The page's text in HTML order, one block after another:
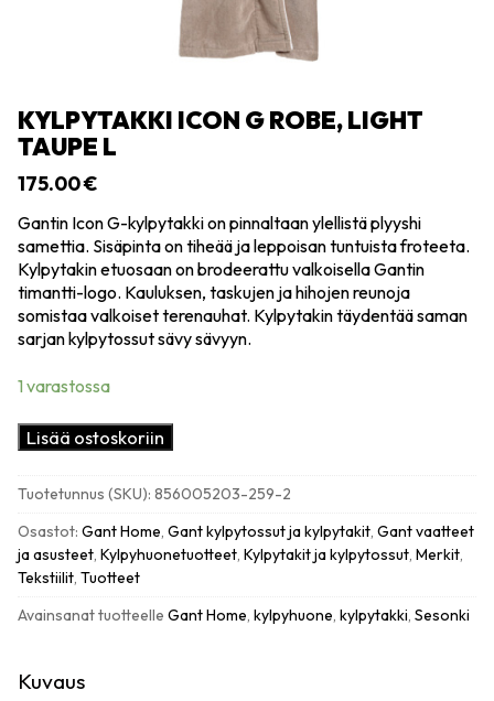
KYLPYTAKKI ICON G ROBE, LIGHT
TAUPE L
175.00€
Gantin Icon G-kylpytakki on pinnaltaan ylellistä plyyshi
samettia. Sisäpinta on tiheää ja leppoisan tuntuista froteeta.
Kylpytakin etuosaan on brodeerattu valkoisella Gantin
timantti-logo. Kauluksen, taskujen ja hihojen reunoja
somistaa valkoiset terenauhat. Kylpytakin täydentää saman
sarjan kylpytossut sävy sävyyn.
1 varastossa
Kylpytakki
Icon
robe,
light
taupe
L
Lisää ostoskoriin
Tuotetunnus (SKU): 856005203-259-2
Osastot: Gant Home, Gant kylpytossut ja kylpytakit, Gant vaatteet
ja asusteet, Kylpyhuonetuotteet, Kylpytakit ja kylpytossut, Merkit,
Tekstiilit, Tuotteet
Avainsanat tuotteelle Gant Home, kylpyhuone, kylpytakki, Sesonki
Kuvaus